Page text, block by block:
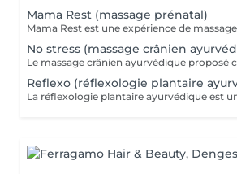
Mama Rest (massage prénatal)
No stress (massage crânien
Reflexo (réflexologie plantaire